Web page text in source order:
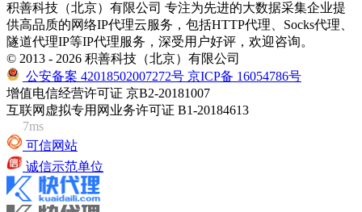
积善科技（北京）有限公司 专注为先进的大数据采集企业提
供高品质的网络IP代理云服务，包括HTTP代理、Socks代理、
隧道代理IP等IP代理服务，深受用户好评，欢迎咨询。
© 2013 - 2026 积善科技（北京）有限公司
公安备案 42018502007272号 京ICP备 16054786号
增值电信经营许可证 京B2-20181007
互联网虚拟专用网业务许可证 B1-20184613
7ms
可信网站
诚信示范单位